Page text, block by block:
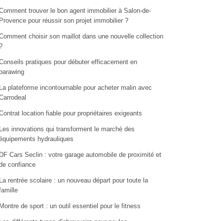
trouver le bon agent immobilier à Salon-de-
Provence pour réussir son projet immobilier ?
choisir son maillot dans une nouvelle collection
pratiques pour débuter efficacement en
La plateforme incontournable pour acheter malin avec
location fiable pour propriétaires exigeants
Les innovations qui transforment le marché des
hydrauliques
DF Cars Seclin : votre garage automobile de proximité et
confiance
La rentrée scolaire : un nouveau départ pour toute la
Montre de sport : un outil essentiel pour le fitness